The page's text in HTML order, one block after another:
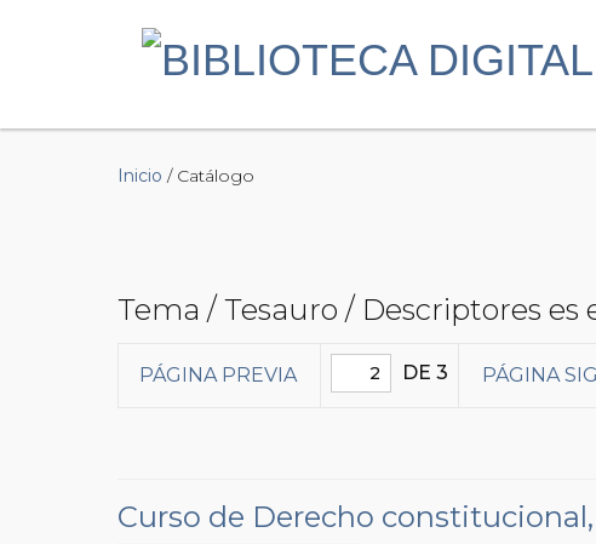
Inicio / Catálogo
Tema / Tesauro / Descriptores
PÁGINA PREVIA DE 3 PÁGINA
Curso de Derecho